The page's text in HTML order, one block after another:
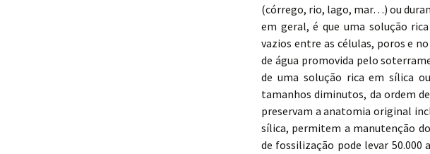
(córrego, rio, lago, mar…) ou
em geral, é que uma solução
vazios entre as células, poros e
de água promovida pelo
de uma solução rica em sílica
tamanhos diminutos, da ordem
preservam a anatomia original
sílica, permitem a manutenção
de fossilização pode levar 50.000